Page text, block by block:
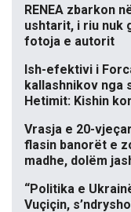
RENEA zbarkon
ushtarit, i riu nuk
fotoja e autorit
Ish-efektivi i
kallashnikov nga
Hetimit: Kishin
Vrasja e 20-
flasin banorët e
madhe, dolëm
“Politika e
Vuçiçin,